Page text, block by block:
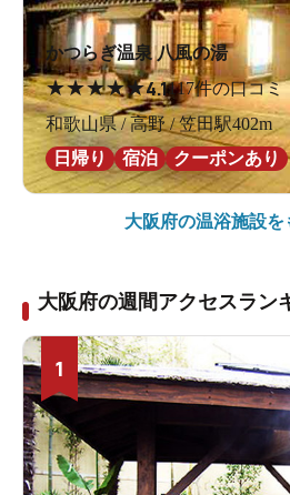
かつらぎ温泉 八風の湯
★★★★★4.1117件の口コミ
和歌山県 / 高野 / 笠田駅402m
日帰り
宿泊 クーポンあり
大阪府の温浴施設を
大阪府の週間アクセスラン
1